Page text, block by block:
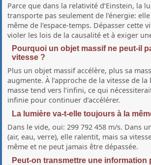
Parce que dans la relativité d’Einstein, la
transporte pas seulement de l’énergie:
même de l’espace-temps. Dépasser cette
violer les lois de la causalité et à exiger
Pourquoi un objet massif ne peut-il
vitesse ?
Plus un objet massif accélère, plus sa
augmente. À l’approche de la vitesse de
masse tend vers l’infini, ce qui
infinie pour continuer d’accélérer.
La lumière va-t-elle toujours à la
Dans le vide, oui: 299 792 458 m/s. Dans
(air, eau, verre), elle ralentit, mais sa
même et ne peut jamais être dépassée.
Peut-on transmettre une information